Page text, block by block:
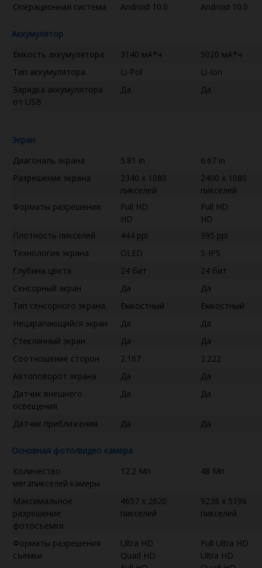
Операционная система
Android 10.0 Android 10.0
Аккумулятор
Емкость аккумулятора
3140 мА*ч
5020 мА*ч
Тип аккумулятора
Li-Pol
Li-Ion
Зарядка аккумулятора
от USB
Да Да
Экран
Диагональ экрана
5.81 in
6.67 in
Разрешение экрана
2340 x 1080
пикселей
2400 x 1080
пикселей
Форматы разрешения
Full HD
HD
Full HD
HD
Плотность пикселей
444 ppi
395 ppi
Технология экрана
OLED
S-IPS
Глубина цвета
24 бит
24 бит
Сенсорный экран
Да
Да
Тип сенсорного экрана
Емкостный
Емкостный
Нецарапающийся экран
Да
Да
Стеклянный экран
Да
Да
Соотношение сторон
2.167
2.222
Автоповорот экрана
Да
Да
Датчик внешнего
освещения
Да Да
Датчик приближения Да Да
Основная фото/видео камера
Количество
мегапикселей камеры
12.2 Мп 48 Мп
Максимальное
разрешение
фотосъемки
4657 x 2620
пикселей
9238 x 5196
пикселей
Форматы разрешения
съемки
Ultra HD
Quad HD
Full Ultra HD
Ultra HD